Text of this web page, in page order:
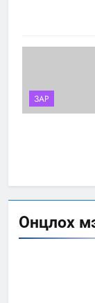
Онцлох
ЗАР